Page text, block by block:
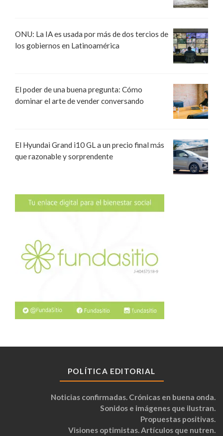
ONU: La IA es usada por más de dos tercios de
los gobiernos en Latinoamérica
El poder de una buena pregunta: Cómo
dominar el arte de vender conversando
El Hyundai Grand i10 GL a un precio final más
que razonable y sorprendente
POLÍTICA EDITORIAL
Noticias confirmadas. Crónicas en buena onda.
Sonidos e imágenes que ilustran.
Propuestas positivas.
Visiones optimistas. Artículos que nutren.